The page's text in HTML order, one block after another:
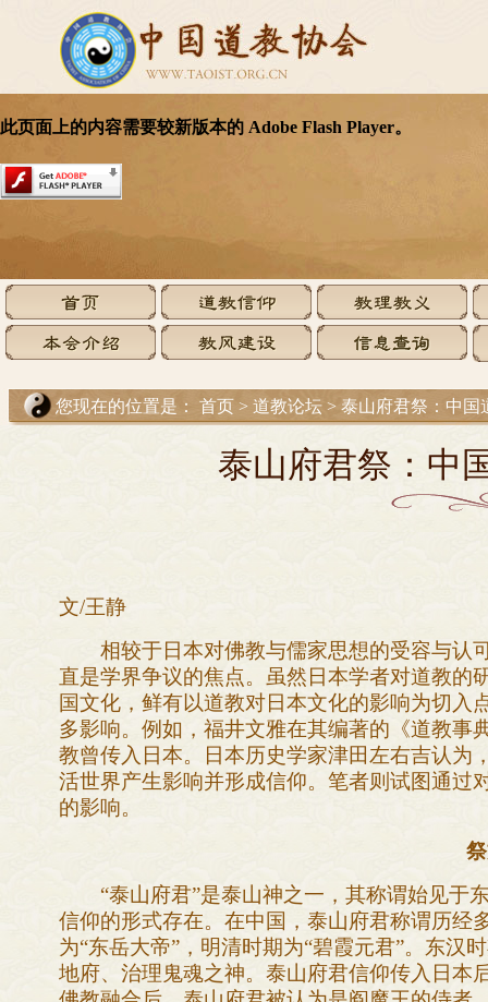
您现在的位置是： 首页 > 道教论坛 > 泰山府君祭：中国
泰山府君祭：中
文/王静
相较于日本对佛教与儒家思想的受容与认
直是学界争议的焦点。虽然日本学者对道教的
国文化，鲜有以道教对日本文化的影响为切
多影响。例如，福井文雅在其编著的《道教事
教曾传入日本。日本历史学家津田左右吉认为
活世界产生影响并形成信仰。笔者则试图通过
的影响。
“泰山府君”是泰山神之一，其称谓始见于
信仰的形式存在。在中国，泰山府君称谓历经
为“东岳大帝”，明清时期为“碧霞元君”。东汉
地府、治理鬼魂之神。泰山府君信仰传入日本